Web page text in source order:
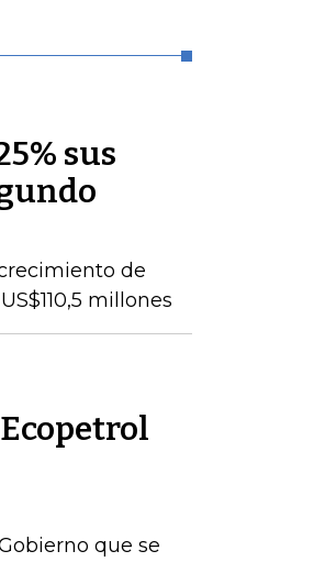
sus
de
millones
que se